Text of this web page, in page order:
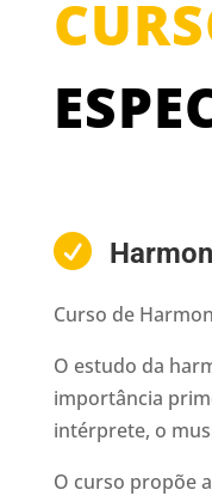

Curso de
O estudo da
importância
intérprete, o
O curso propõe